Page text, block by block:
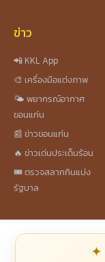
ข่าว
📲 KKL App
🎨 เครื่องมือแต่งภาพ
🌤️ พยากรณ์อากาศ
ขอนแก่น
📰 ข่าวขอนแก่น
🔥 ข่าวเด่นประเด็นร้อน
🎟️ ตรวจสลากกินแบ่ง
รัฐบาล